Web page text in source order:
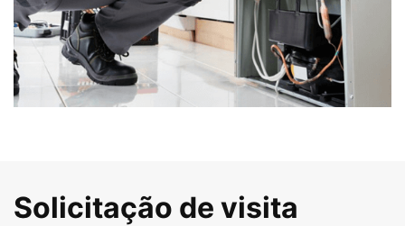
Solicitação de visita